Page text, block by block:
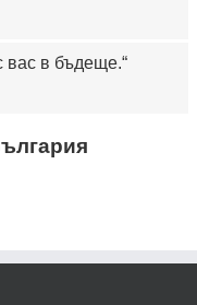
вас в бъдеще.